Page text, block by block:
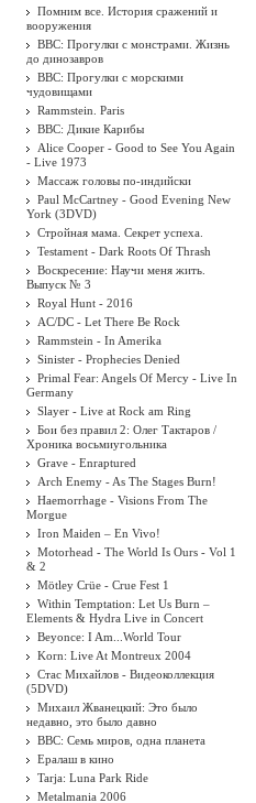
Помним все. История сражений и
вооружения
BBC: Прогулки с монстрами. Жизнь
до динозавров
BBC: Прогулки с морскими
чудовищами
Rammstein. Paris
BBC: Дикие Карибы
Alice Cooper - Good to See You Again
- Live 1973
Массаж головы по-индийски
Paul McCartney - Good Evening New
York (3DVD)
Стройная мама. Секрет успеха.
Testament - Dark Roots Of Thrash
Воскресение: Научи меня жить.
Выпуск № 3
Royal Hunt - 2016
AC/DC - Let There Be Rock
Rammstein - In Amerika
Sinister - Prophecies Denied
Primal Fear: Angels Of Mercy - Live In
Germany
Slayer - Live at Rock am Ring
Бои без правил 2: Олег Тактаров /
Хроника восьмиугольника
Grave - Enraptured
Arch Enemy - As The Stages Burn!
Haemorrhage - Visions From The
Morgue
Iron Maiden ‎– En Vivo!
Motorhead - The World Is Ours - Vol 1
& 2
Mötley Crüe - Crue Fest 1
Within Temptation: Let Us Burn –
Elements & Hydra Live in Concert
Beyonce: I Am...World Tour
Korn: Live At Montreux 2004
Стас Михайлов - Видеоколлекция
(5DVD)
Михаил Жванецкий: Это было
недавно, это было давно
BBC: Семь миров, одна планета
Ералаш в кино
Tarja: Luna Park Ride
Metalmania 2006